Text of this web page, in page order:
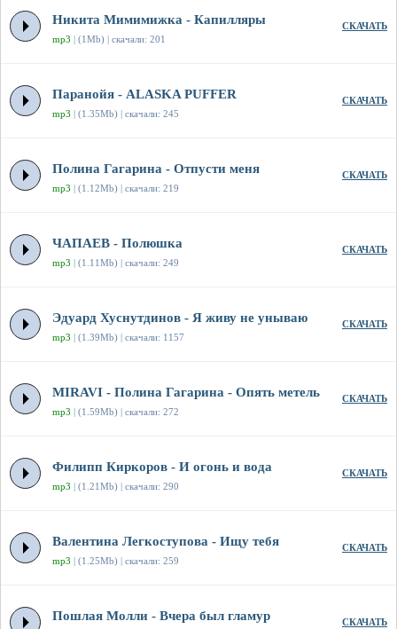
Никита Мимимижка - Капилляры
mp3 | (1Mb) | скачали: 201
СКАЧАТЬ
Паранойя - ALASKA PUFFER
mp3 | (1.35Mb) | скачали: 245
СКАЧАТЬ
Полина Гагарина - Отпусти меня
mp3 | (1.12Mb) | скачали: 219
СКАЧАТЬ
ЧАПАЕВ - Полюшка
mp3 | (1.11Mb) | скачали: 249
СКАЧАТЬ
Эдуард Хуснутдинов - Я живу не унываю
mp3 | (1.39Mb) | скачали: 1157
СКАЧАТЬ
MIRAVI - Полина Гагарина - Опять метель
mp3 | (1.59Mb) | скачали: 272
СКАЧАТЬ
Филипп Киркоров - И огонь и вода
mp3 | (1.21Mb) | скачали: 290
СКАЧАТЬ
Валентина Легкоступова - Ищу тебя
mp3 | (1.25Mb) | скачали: 259
СКАЧАТЬ
Пошлая Молли - Вчера был гламур СКАЧАТЬ